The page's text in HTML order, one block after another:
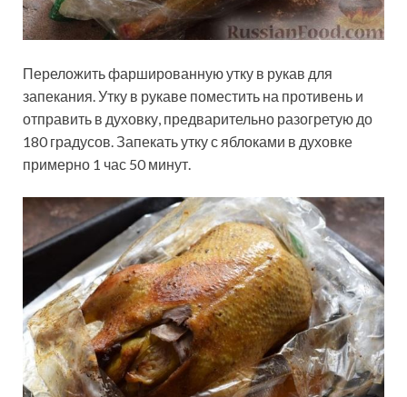
Переложить фаршированную утку в рукав для
запекания. Утку в рукаве поместить на противень и
отправить в духовку, предварительно разогретую до
180 градусов. Запекать утку с яблоками в духовке
примерно 1 час 50 минут.